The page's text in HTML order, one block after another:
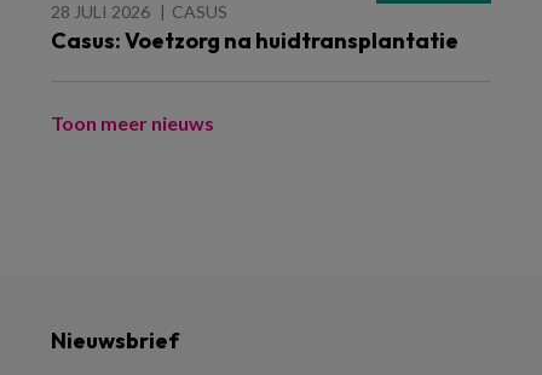
28 JULI 2026 CASUS
Casus: Voetzorg na huidtransplantatie
Toon meer nieuws
Nieuwsbrief